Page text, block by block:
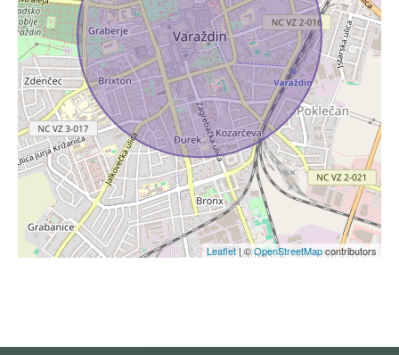
Leaflet| ©OpenStreetMapcontributors